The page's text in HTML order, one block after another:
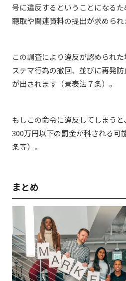
号に違反するということになる
聴取や関連資料の提出が求められ
この調査により違反が認められ
ステマ行為の撤回、並びに再発防
が出されます（景表法７条）。
もしこの命令に違反してしまう
300万円以下の罰金が科される可
条等）。
まとめ